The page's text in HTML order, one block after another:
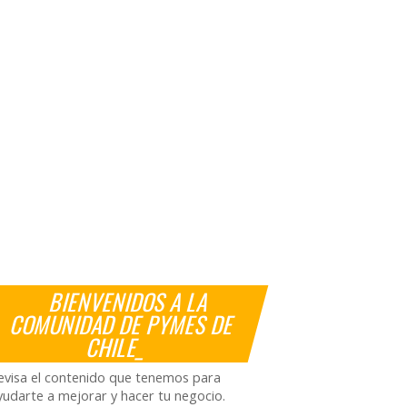
BIENVENIDOS A LA
COMUNIDAD DE PYMES DE
CHILE_
el contenido que tenemos para
a mejorar y hacer tu negocio.